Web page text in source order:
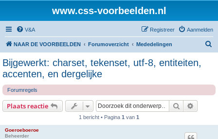
www.css-voorbeelden.nl
V&A Aanmelden
Registreer
NAAR DE VOORBEELDEN Forumoverzicht Mededelingen
Bijgewerkt: charset, tekenset, utf-8, entiteiten,
accenten, en dergelijke
Forumregels
Plaats reactie Zoek
1 bericht • Pagina 1 van 1
Goeroeboeroe
Beheerder